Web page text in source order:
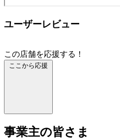
ユーザーレビュー
この店舗を応援する！
ここから応援
事業主の皆さま